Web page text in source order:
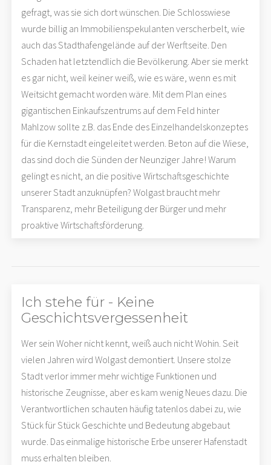
gefragt, was sie sich dort wünschen. Die Schlosswiese
wurde billig an Immobilienspekulanten verscherbelt, wie
auch das Stadthafengelände auf der Werftseite. Den
Schaden hat letztendlich die Bevölkerung. Aber sie merkt
es gar nicht, weil keiner weiß, wie es wäre, wenn es mit
Weitsicht gemacht worden wäre. Mit dem Plan eines
gigantischen Einkaufszentrums auf dem Feld hinter
Mahlzow sollte z.B. das Ende des Einzelhandelskonzeptes
für die Kernstadt eingeleitet werden. Beton auf die Wiese,
das sind doch die Sünden der Neunziger Jahre! Warum
gelingt es nicht, an die positive Wirtschaftsgeschichte
unserer Stadt anzuknüpfen? Wolgast braucht mehr
Transparenz, mehr Beteiligung der Bürger und mehr
proaktive Wirtschaftsförderung.
Ich stehe für - Keine
Geschichtsvergessenheit
Wer sein Woher nicht kennt, weiß auch nicht Wohin. Seit
vielen Jahren wird Wolgast demontiert. Unsere stolze
Stadt verlor immer mehr wichtige Funktionen und
historische Zeugnisse, aber es kam wenig Neues dazu. Die
Verantwortlichen schauten häufig tatenlos dabei zu, wie
Stück für Stück Geschichte und Bedeutung abgebaut
wurde. Das einmalige historische Erbe unserer Hafenstadt
muss erhalten bleiben.